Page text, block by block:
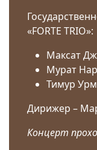
«FORTE TRIO»:
Максат
Мурат
Тимур
Дирижер –
Концерт